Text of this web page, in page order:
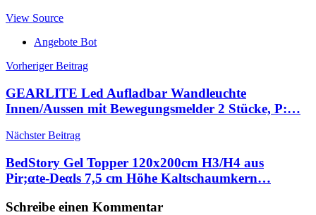
View Source
Angebote Bot
Beitragsnavigation
Vorheriger Beitrag
GEARLITE Led Aufladbar Wandleuchte
Innen/Aussen mit Bewegungsmelder 2 Stücke, P:…
Nächster Beitrag
BedStory Gel Topper 120x200cm H3/H4 aus
Pir;αtе-Dеαls 7,5 cm Höhe Kaltschaumkern…
Schreibe einen Kommentar